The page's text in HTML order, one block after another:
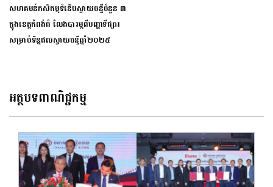
សហគមន៍កសិកម្មទំនើបស្វាយចន្ទីចំនួន ៣
ក្នុងខេត្តកំពង់ធំ លែងបារម្ភ​​ពីបញ្ហាទីផ្សារ
សម្រាប់ទិន្នផលស្វាយចន្ទីឆ្នាំ២០២៥
អត្ថបទពាណិជ្ជកម្ម